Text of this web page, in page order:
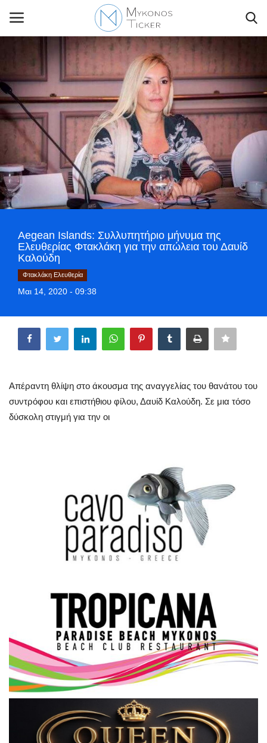
Contact Us
Politique
Business
Travel
Greece
Style Adorés
Arts & Culture
Mykonos Ticker TV
Science & Tech
Σεβασμιώτατος Δωρόθεος Β’
Cost Of Living Crisis
Opinion + Analysis
All News
Aegean Islands: Συλλυπητήριο μήνυμα της
Ελευθερίας Φτακλάκη για την απώλεια του Δαυίδ
Καλούδη
Φτακλάκη Ελευθερία
Μαι 14, 2020 - 09:38
Απέραντη θλίψη στο άκουσμα της αναγγελίας του θανάτου του
συντρόφου και επιστήθιου φίλου, Δαυίδ Καλούδη. Σε μια τόσο
δύσκολη στιγμή για την οι